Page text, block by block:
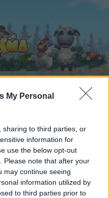
My Personal
sharing to third parties, or
information for
use the below opt-out
Please note that after your
may continue seeing
information utilized by
to third parties prior to
Die kleine Kneipe XXXI
Beitrag #3670